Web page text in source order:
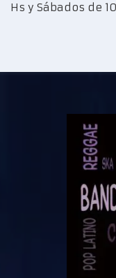
Hs y Sábados de